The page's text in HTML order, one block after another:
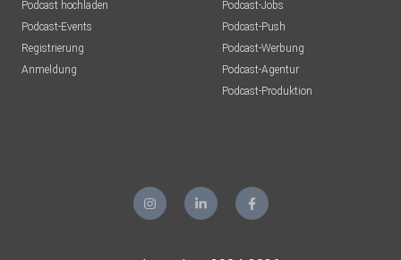
Podcast hochladen
Podcast-Events
Registrierung
Anmeldung
Podcast-Jobs
Podcast-Push
Podcast-Werbung
Podcast-Agentur
Podcast-Produktion